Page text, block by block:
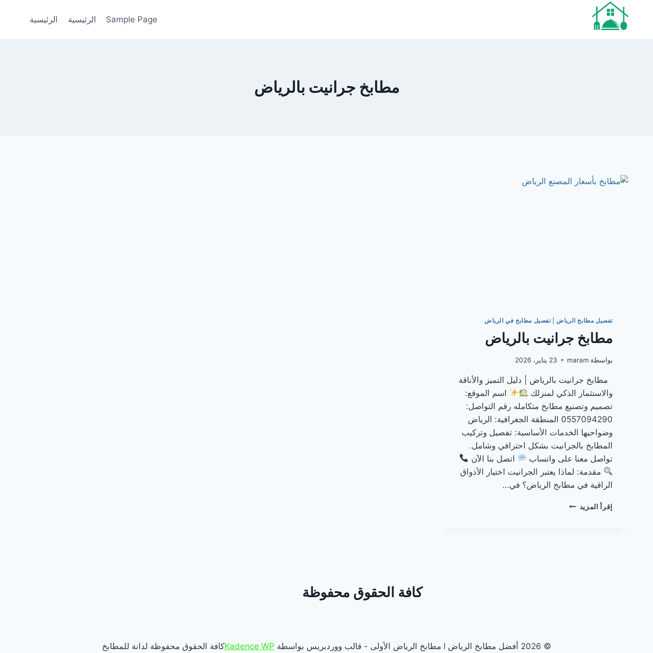
المحتوى
Sample Page الرئيسية الرئيسية
مطابخ جرانيت بالرياض
تفصيل مطابخ الرياض|تفصيل مطابخ في الرياض
مطابخ جرانيت بالرياض
بواسطة maram 23 يناير، 2026
مطابخ جرانيت بالرياض | دليل التميز والأناقة
والاستثمار الذكي لمنزلك
اسم الموقع:
تصميم وتصنيع مطابخ متكامله رقم التواصل:
0557094290 المنطقة الجغرافية: الرياض
وضواحيها الخدمات الأساسية: تفصيل وتركيب
المطابخ بالجرانيت بشكل احترافي وشامل.
تواصل معنا على واتساب
اتصل بنا الآن
مقدمة: لماذا يعتبر الجرانيت اختيار الأذواق
الراقية في مطابخ الرياض؟ في…
إقرأ المزيد مطابخ
كافة الحقوق محفوظة
© 2026 أفضل مطابخ الرياض l مطابخ الرياض الأولى - قالب ووردبريس بواسطة Kadence WPكافة الحقوق محفوظة لدانة للمطابخ